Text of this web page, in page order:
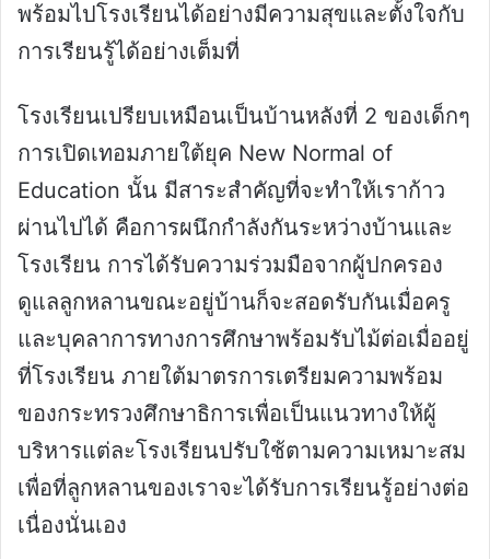
พร้อมไปโรงเรียนได้อย่างมีความสุขและตั้งใจกับ
การเรียนรู้ได้อย่างเต็มที่
โรงเรียนเปรียบเหมือนเป็นบ้านหลังที่ 2 ของเด็กๆ
การเปิดเทอมภายใต้ยุค New Normal of
Education นั้น มีสาระสำคัญที่จะทำให้เราก้าว
ผ่านไปได้ คือการผนึกกำลังกันระหว่างบ้านและ
โรงเรียน การได้รับความร่วมมือจากผู้ปกครอง
ดูแลลูกหลานขณะอยู่บ้านก็จะสอดรับกันเมื่อครู
และบุคลาการทางการศึกษาพร้อมรับไม้ต่อเมื่ออยู่
ที่โรงเรียน ภายใต้มาตรการเตรียมความพร้อม
ของกระทรวงศึกษาธิการเพื่อเป็นแนวทางให้ผู้
บริหารแต่ละโรงเรียนปรับใช้ตามความเหมาะสม
เพื่อที่ลูกหลานของเราจะได้รับการเรียนรู้อย่างต่อ
เนื่องนั่นเอง